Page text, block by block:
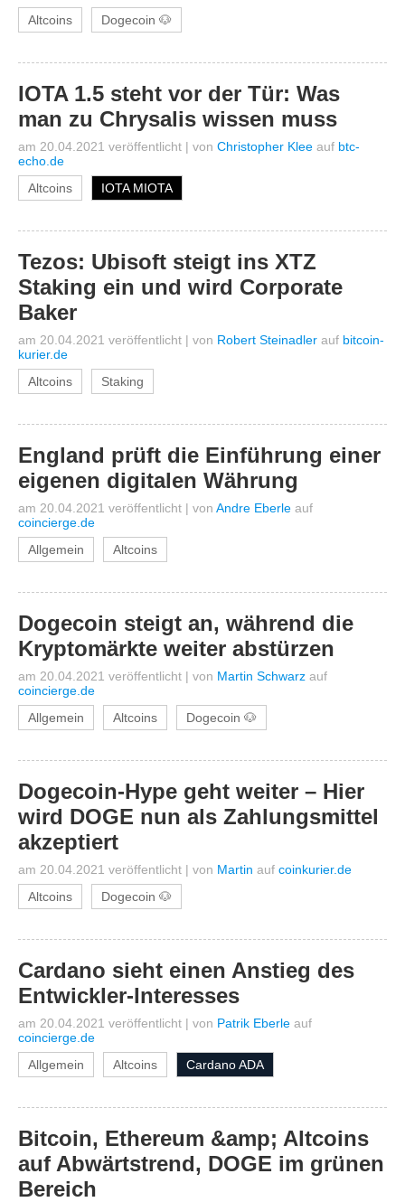
Altcoins Dogecoin 🐶
IOTA 1.5 steht vor der Tür: Was
man zu Chrysalis wissen muss
am 20.04.2021 veröffentlicht | von Christopher Klee auf btc-
echo.de
Altcoins
IOTA MIOTA
Tezos: Ubisoft steigt ins XTZ
Staking ein und wird Corporate
Baker
am 20.04.2021 veröffentlicht | von Robert Steinadler auf bitcoin-
kurier.de
Altcoins
Staking
England prüft die Einführung einer
eigenen digitalen Währung
am 20.04.2021 veröffentlicht | von Andre Eberle auf
coincierge.de
Allgemein
Altcoins
Dogecoin steigt an, während die
Kryptomärkte weiter abstürzen
am 20.04.2021 veröffentlicht | von Martin Schwarz auf
coincierge.de
Allgemein
Altcoins Dogecoin 🐶
Dogecoin-Hype geht weiter – Hier
wird DOGE nun als Zahlungsmittel
akzeptiert
am 20.04.2021 veröffentlicht | von Martin auf coinkurier.de
Altcoins
Dogecoin 🐶
Cardano sieht einen Anstieg des
Entwickler-Interesses
am 20.04.2021 veröffentlicht | von Patrik Eberle auf
coincierge.de
Allgemein
Altcoins Cardano ADA
Bitcoin, Ethereum &amp; Altcoins
auf Abwärtstrend, DOGE im grünen
Bereich